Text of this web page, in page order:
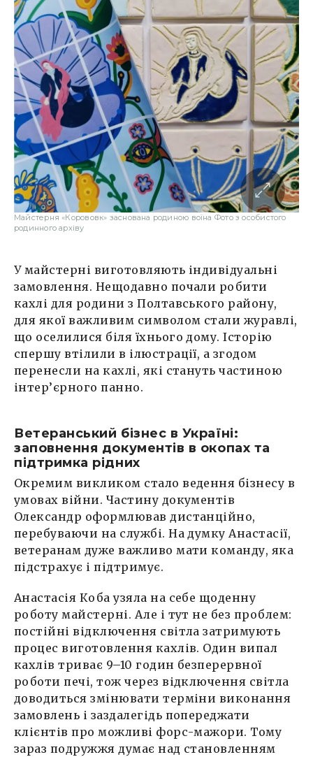
Майстерня «Корововк» заснована родиною воїна Фото з особистого
родинного архіву
У майстерні виготовляють індивідуальні
замовлення. Нещодавно почали робити
кахлі для родини з Полтавського району,
для якої важливим символом стали журавлі,
що оселилися біля їхнього дому. Історію
спершу втілили в ілюстрації, а згодом
перенесли на кахлі, які стануть частиною
інтер’єрного панно.
Ветеранський бізнес в Україні:
заповнення документів в окопах та
підтримка рідних
Окремим викликом стало ведення бізнесу в
умовах війни. Частину документів
Олександр оформлював дистанційно,
перебуваючи на службі. На думку Анастасії,
ветеранам дуже важливо мати команду, яка
підстрахує і підтримує.
Анастасія Коба узяла на себе щоденну
роботу майстерні. Але і тут не без проблем:
постійні відключення світла затримують
процес виготовлення кахлів. Один випал
кахлів триває 9–10 годин безперервної
роботи печі, тож через відключення світла
доводиться змінювати терміни виконання
замовлень і заздалегідь попереджати
клієнтів про можливі форс-мажори. Тому
зараз подружжя думає над становленням